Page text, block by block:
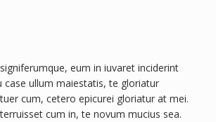
eum in iuvaret inciderint
case ullum maiestatis, te gloriatur
cum, cetero epicurei gloriatur at mei.
cum in, te novum mucius sea.